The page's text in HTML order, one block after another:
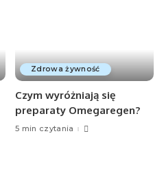
Zdrowa żywność
Czym wyróżniają się
preparaty Omegaregen?
5 min czytania